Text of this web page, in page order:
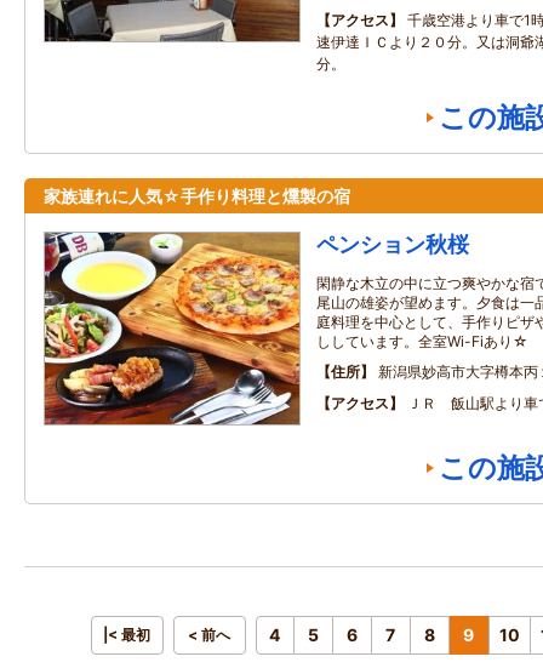
アクセス
千歳空港より車で1
速伊達ＩＣより２０分。又は洞爺
分。
この施
家族連れに人気☆手作り料理と燻製の宿
ペンション秋桜
閑静な木立の中に立つ爽やかな宿
尾山の雄姿が望めます。夕食は一
庭料理を中心として、手作りピザ
ししています。全室Wi-Fiあり☆
住所
新潟県妙高市大字樽本丙
アクセス
ＪＲ 飯山駅より車
この施
|< 最初 < 前へ 4 5 6 7 8 9 10